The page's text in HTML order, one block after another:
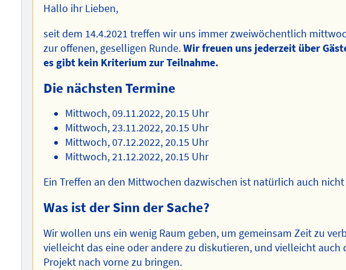
Hallo ihr Lieben,
seit dem 14.4.2021 treffen wir uns immer zweiwöchentlich
zur offenen, geselligen Runde.Wir freuen uns jederzeit über
es gibt kein Kriterium zur Teilnahme.
Die nächsten Termine
Mittwoch, 09.11.2022, 20.15 Uhr
Mittwoch, 23.11.2022, 20.15 Uhr
Mittwoch, 07.12.2022, 20.15 Uhr
Mittwoch, 21.12.2022, 20.15 Uhr
Ein Treffen an den Mittwochen dazwischen ist natürlich auch
Was ist der Sinn der Sache?
Wir wollen uns ein wenig Raum geben, um gemeinsam Zeit zu
vielleicht das eine oder andere zu diskutieren, und vielleicht auch
Projekt nach vorne zu bringen.